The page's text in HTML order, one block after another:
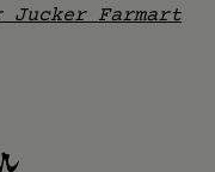
Farmart